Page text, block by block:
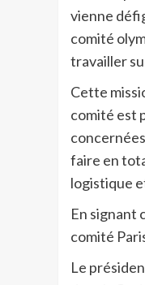
vienne
comité
travailler
Cette
comité est
faire en
logistique
En signant
comité
Le